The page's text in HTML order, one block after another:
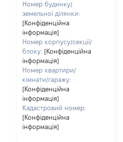
Номер будинку/
земельної ділянки:
[Конфіденційна
інформація]
Номер корпусу/секції/
блоку: [Конфіденційна
інформація]
Номер квартири/
кімнати/гаражу:
[Конфіденційна
інформація]
Кадастровий номер:
[Конфіденційна
інформація]